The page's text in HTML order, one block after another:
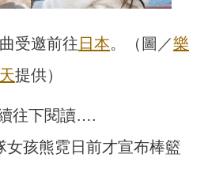
受邀前往 日本。（圖／樂
天提供）
往下閱讀….
女孩熊霓日前才宣布棒籃